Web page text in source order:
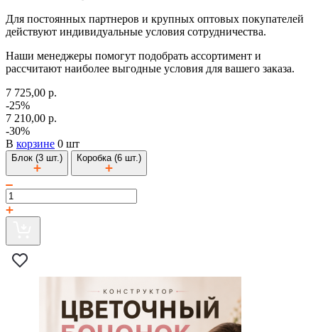
Для постоянных партнеров и крупных оптовых покупателей
действуют индивидуальные условия сотрудничества.
Наши менеджеры помогут подобрать ассортимент и
рассчитают наиболее выгодные условия для вашего заказа.
7 725,00 р.
-25%
7 210,00 р.
-30%
В корзине 0 шт
Блок (3 шт.) Коробка (6 шт.)